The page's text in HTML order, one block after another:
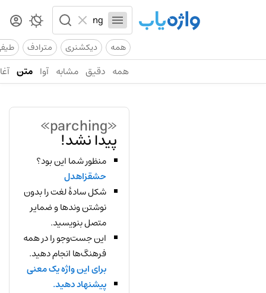
همه دیکشنری مترادف
همه دقیق مشابه آوا متن
«parching»
پیدا نشد!
منظور شما این بود؟
حشقزاهدل
شکل سادهٔ لغت را بدون
نوشتن وندها و ضمایر
متصل بنویسید.
این جست‌وجو را در همه
فرهنگ‌ها انجام دهید.
برای این واژه یک معنی
پیشنهاد دهید.